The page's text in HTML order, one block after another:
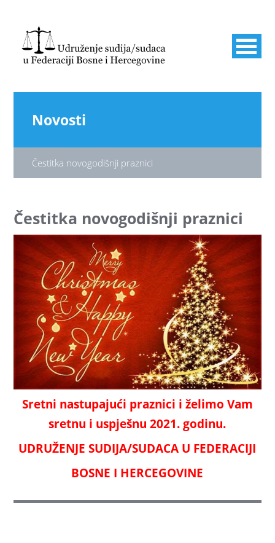
Novosti
Čestitka novogodišnji praznici
Čestitka novogodišnji praznici
Sretni nastupajući praznici i želimo Vam
sretnu i uspješnu 2021. godinu.
UDRUŽENJE SUDIJA/SUDACA U FEDERACIJI
BOSNE I HERCEGOVINE